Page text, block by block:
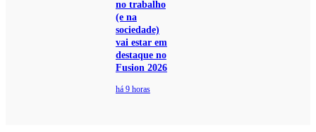
no trabalho
(e na
sociedade)
vai estar em
destaque no
Fusion 2026
há 9 horas